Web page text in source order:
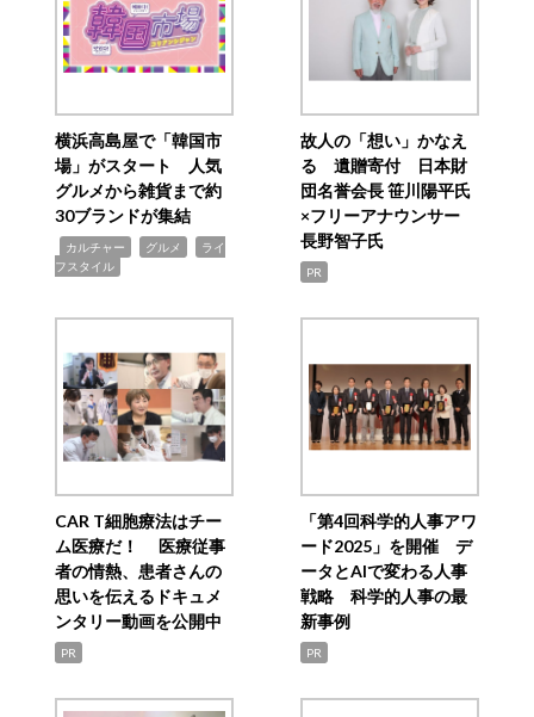
横浜高島屋で「韓国市
場」がスタート 人気
グルメから雑貨まで約
30ブランドが集結
カルチャー グルメ
ライ
フスタイル
故人の「想い」かなえ
る 遺贈寄付 日本財
団名誉会長 笹川陽平氏
×フリーアナウンサー
長野智子氏
PR
CAR T細胞療法はチー
ム医療だ！ 医療従事
者の情熱、患者さんの
思いを伝えるドキュメ
ンタリー動画を公開中
PR
「第4回科学的人事アワ
ード2025」を開催 デ
ータとAIで変わる人事
戦略 科学的人事の最
新事例
PR